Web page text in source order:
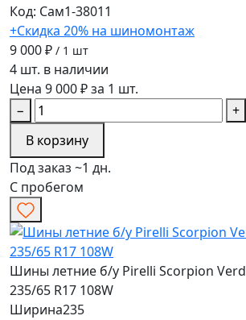
Код: Сам1-38011
+Скидка 20% на шиномонтаж
9 000 ₽ / 1 шт
4 шт. в наличии
Цена 9 000 ₽ за 1 шт.
−
+
В корзину
Под заказ ~1 дн.
С пробегом
Шины летние б/у Pirelli Scorpion
235/65 R17 108W
Ширина235